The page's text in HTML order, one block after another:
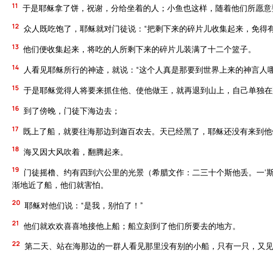
11 于是耶稣拿了饼，祝谢，分给坐着的人；小鱼也这样，随着他们所愿意
12 众人既吃饱了，耶稣就对门徒说：“把剩下来的碎片儿收集起来，免得
13 他们便收集起来，将吃的人所剩下来的碎片儿装满了十二个篮子。
14 人看见耶稣所行的神迹，就说：“这个人真是那要到世界上来的神言人
15 于是耶稣觉得人将要来抓住他、使他做王，就再退到山上，自己单独在
16 到了傍晚，门徒下海边去；
17 既上了船，就要往海那边到迦百农去。天已经黑了，耶稣还没有来到他
18 海又因大风吹着，翻腾起来。
19
门徒摇橹、约有四到六公里的光景（希腊文作：二三十个斯他丢。一‘
渐地近了船，他们就害怕。
20 耶稣对他们说：“是我，别怕了！”
21 他们就欢欢喜喜地接他上船；船立刻到了他们所要去的地方。
22 第二天、站在海那边的一群人看见那里没有别的小船，只有一只，又